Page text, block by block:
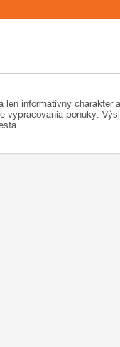
len informatívny charakter
vypracovania ponuky.